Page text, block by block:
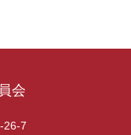
会
26-7